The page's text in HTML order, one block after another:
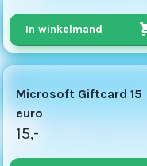
In winkelmand
8
Microsoft Giftcard 15
euro
15,-